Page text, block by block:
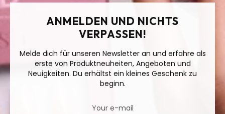
ANMELDEN UND NICHTS
VERPASSEN!
Melde dich für unseren Newsletter an und erfahre als
erste von Produktneuheiten, Angeboten und
Neuigkeiten. Du erhältst ein kleines Geschenk zu
beginn.
Your e-mail